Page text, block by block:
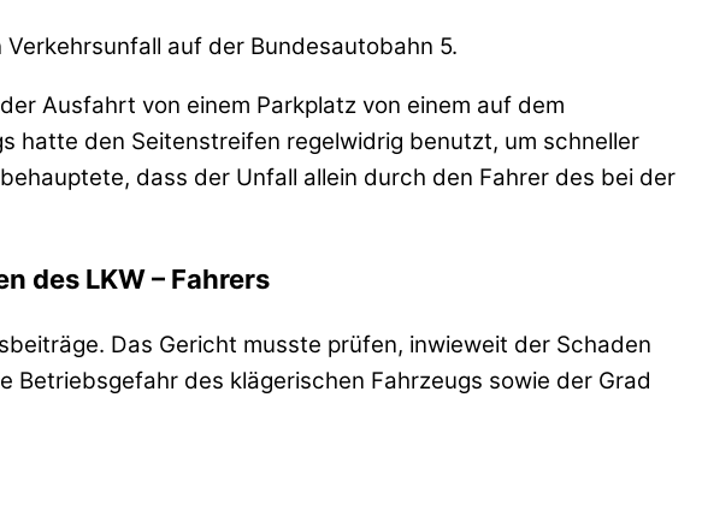
auf der Bundesautobahn 5.
Ausfahrt von einem Parkplatz von einem auf dem
hatte den Seitenstreifen regelwidrig benutzt, um schneller
dass der Unfall allein durch den Fahrer des bei der
des LKW – Fahrers
Das Gericht musste prüfen, inwieweit der Schaden
des klägerischen Fahrzeugs sowie der Grad